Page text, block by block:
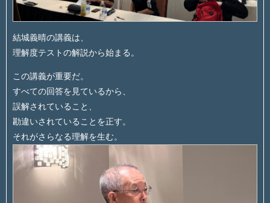
結城義晴の講義は、
理解度テストの解説から始まる。
この講義が重要だ。
すべての回答を見ているから、
誤解されていること、
勘違いされていることを正す。
それがさらなる理解を生む。